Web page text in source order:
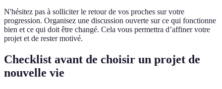
N'hésitez pas à solliciter le retour de vos proches sur votre
progression. Organisez une discussion ouverte sur ce qui fonctionne
bien et ce qui doit être changé. Cela vous permettra d’affiner votre
projet et de rester motivé.
Checklist avant de choisir un projet de
nouvelle vie